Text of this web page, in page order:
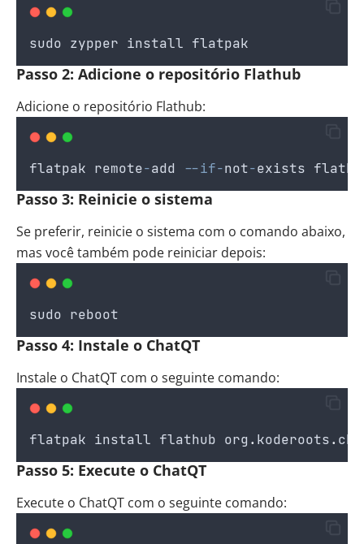
sudo zypper install flatpak
Passo 2: Adicione o repositório Flathub
Adicione o repositório Flathub:
flatpak remote-add --if-not-exists
Passo 3: Reinicie o sistema
Se preferir, reinicie o sistema com o comando abaixo,
mas você também pode reiniciar depois:
sudo reboot
Passo 4: Instale o ChatQT
Instale o ChatQT com o seguinte comando:
flatpak install flathub org . koderoots.
Passo 5: Execute o ChatQT
Execute o ChatQT com o seguinte comando: